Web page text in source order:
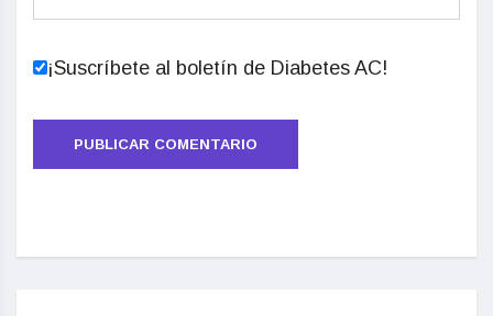
¡Suscríbete al boletín de Diabetes AC!